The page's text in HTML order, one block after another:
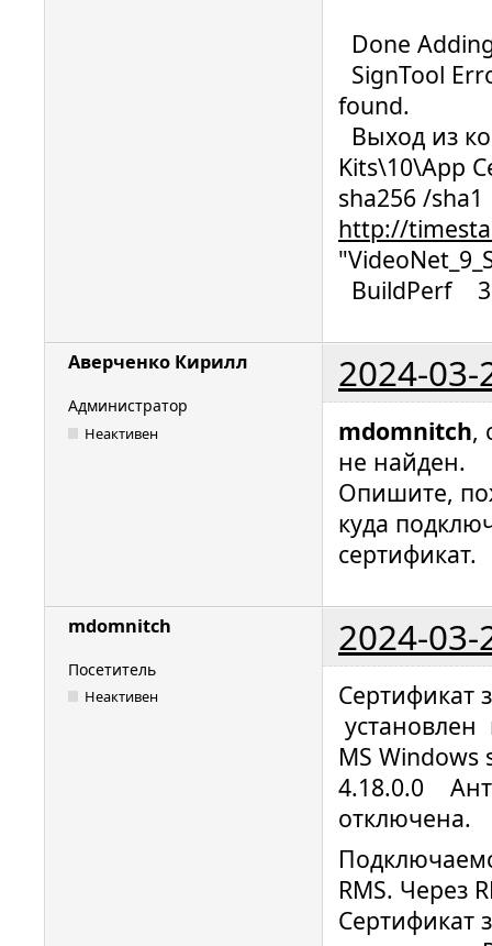
Done
SignTool
found.
Выход из
Kits\10\App
sha256 /
http://
BuildPerf
Аверченко Кирилл 2024-03-
Администратор
Неактивен mdomnitch,
не найден.
Опишите,
куда
сертификат.
mdomnitch 2024-03-
Посетитель
Неактивен
Сертификат
MS Windows
4.18.0.0
отключена.
RMS. Через
Сертификат